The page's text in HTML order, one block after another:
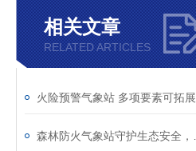
相关文章
RELATED ARTICLES
火险预警气象站 多项要素可拓展